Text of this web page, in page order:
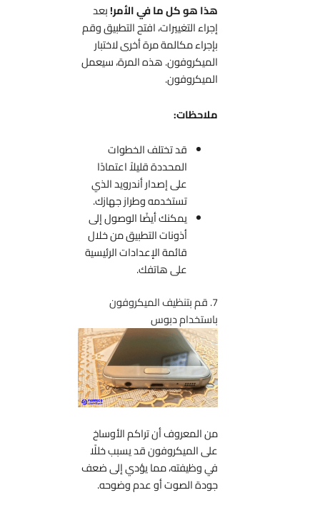
هذا هو كل ما في الأمر!بعد
إجراء التغييرات، افتح التطبيق وقم
بإجراء مكالمة مرة أخرى لاختبار
الميكروفون. هذه المرة، سيعمل
الميكروفون.
ملاحظات:
قد تختلف الخطوات
المحددة قليلاً اعتمادًا
على إصدار أندرويد الذي
تستخدمه وطراز جهازك.
يمكنك أيضًا الوصول إلى
أذونات التطبيق من خلال
قائمة الإعدادات الرئيسية
على هاتفك.
7. قم بتنظيف الميكروفون
باستخدام دبوس
من المعروف أن تراكم الأوساخ
على الميكروفون قد يسبب خللًا
في وظيفته، مما يؤدي إلى ضعف
جودة الصوت أو عدم وضوحه.